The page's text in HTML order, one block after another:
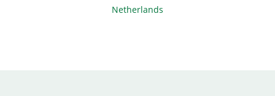
Netherlands